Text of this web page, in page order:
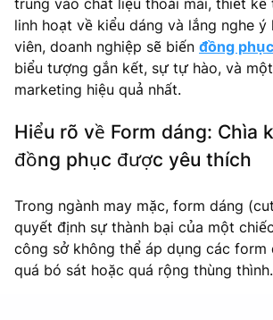
linh hoạt về kiểu dáng và lắng nghe ý
viên, doanh nghiệp sẽ biến đồng
biểu tượng gắn kết, sự tự hào, và
marketing hiệu quả nhất.
Hiểu rõ về Form dáng: Chìa
đồng phục được yêu thích
Trong ngành may mặc, form dáng
quyết định sự thành bại của một
công sở không thể áp dụng các form
quá bó sát hoặc quá rộng thùng thình.